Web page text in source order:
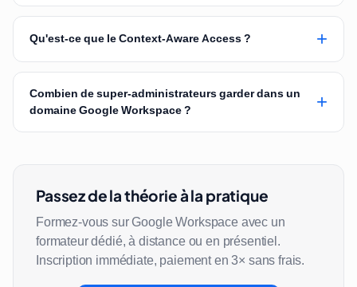
Qu'est-ce que le Context-Aware Access ? +
Combien de super-administrateurs garder dans un
domaine Google Workspace ?
+
Passez de la théorie à la pratique
Formez-vous sur Google Workspace avec un
formateur dédié, à distance ou en présentiel.
Inscription immédiate, paiement en 3× sans frais.